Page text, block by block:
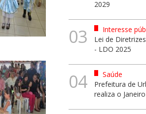
2029
03
Interesse
Lei de
- LDO 2025
04
Saúde
Prefeitura de
realiza o